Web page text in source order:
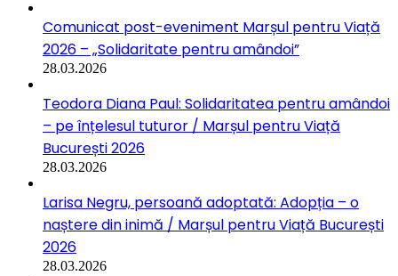
Comunicat post-eveniment Marșul pentru Viață
2026 – „Solidaritate pentru amândoi”
28.03.2026
Teodora Diana Paul: Solidaritatea pentru amândoi
– pe înțelesul tuturor / Marșul pentru Viață
București 2026
28.03.2026
Larisa Negru, persoană adoptată: Adopția – o
naștere din inimă / Marșul pentru Viață București
2026
28.03.2026